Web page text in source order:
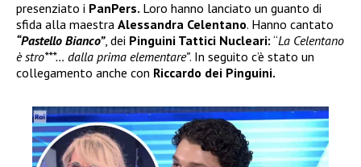
presenziato i PanPers. Loro hanno lanciato un guanto di
sfida alla maestra Alessandra Celentano. Hanno cantato
“Pastello Bianco”, dei Pinguini Tattici Nucleari: “La Celentano
è stro***… dalla prima elementare”. In seguito c’è stato un
collegamento anche con Riccardo dei Pinguini.